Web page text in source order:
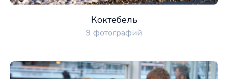
Коктебель
9 фотографий